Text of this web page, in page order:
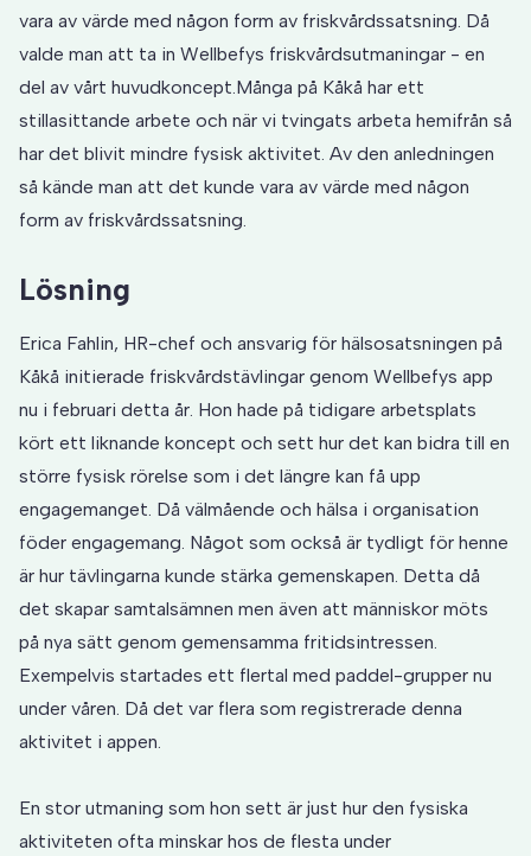
vara av värde med någon form av friskvårdssatsning. Då
valde man att ta in Wellbefys friskvårdsutmaningar - en
del av vårt huvudkoncept.Många på Kåkå har ett
stillasittande arbete och när vi tvingats arbeta hemifrån så
har det blivit mindre fysisk aktivitet. Av den anledningen
så kände man att det kunde vara av värde med någon
form av friskvårdssatsning.
Lösning
Erica Fahlin, HR-chef och ansvarig för hälsosatsningen på
Kåkå initierade friskvårdstävlingar genom Wellbefys app
nu i februari detta år. Hon hade på tidigare arbetsplats
kört ett liknande koncept och sett hur det kan bidra till en
större fysisk rörelse som i det längre kan få upp
engagemanget. Då välmående och hälsa i organisation
föder engagemang. Något som också är tydligt för henne
är hur tävlingarna kunde stärka gemenskapen. Detta då
det skapar samtalsämnen men även att människor möts
på nya sätt genom gemensamma fritidsintressen.
Exempelvis startades ett flertal med paddel-grupper nu
under våren. Då det var flera som registrerade denna
aktivitet i appen.
En stor utmaning som hon sett är just hur den fysiska
aktiviteten ofta minskar hos de flesta under